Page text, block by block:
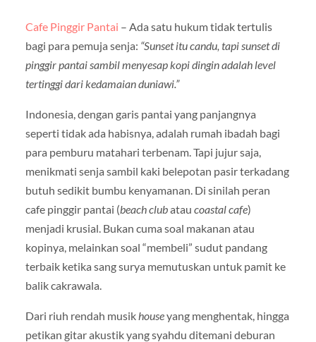
Cafe Pinggir Pantai – Ada satu hukum tidak tertulis
bagi para pemuja senja: “Sunset itu candu, tapi sunset di
pinggir pantai sambil menyesap kopi dingin adalah level
tertinggi dari kedamaian duniawi.”
Indonesia, dengan garis pantai yang panjangnya
seperti tidak ada habisnya, adalah rumah ibadah bagi
para pemburu matahari terbenam. Tapi jujur saja,
menikmati senja sambil kaki belepotan pasir terkadang
butuh sedikit bumbu kenyamanan. Di sinilah peran
cafe pinggir pantai (beach clubatau coastal cafe)
menjadi krusial. Bukan cuma soal makanan atau
kopinya, melainkan soal “membeli” sudut pandang
terbaik ketika sang surya memutuskan untuk pamit ke
balik cakrawala.
Dari riuh rendah musikhouseyang menghentak, hingga
petikan gitar akustik yang syahdu ditemani deburan